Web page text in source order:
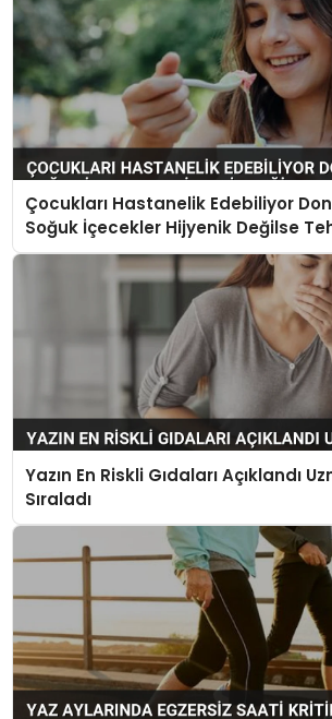
Çocukları Hastanelik Edebiliyor
Soğuk İçecekler Hijyenik Değilse
Yazın En Riskli Gıdaları Açıklandı
Sıraladı